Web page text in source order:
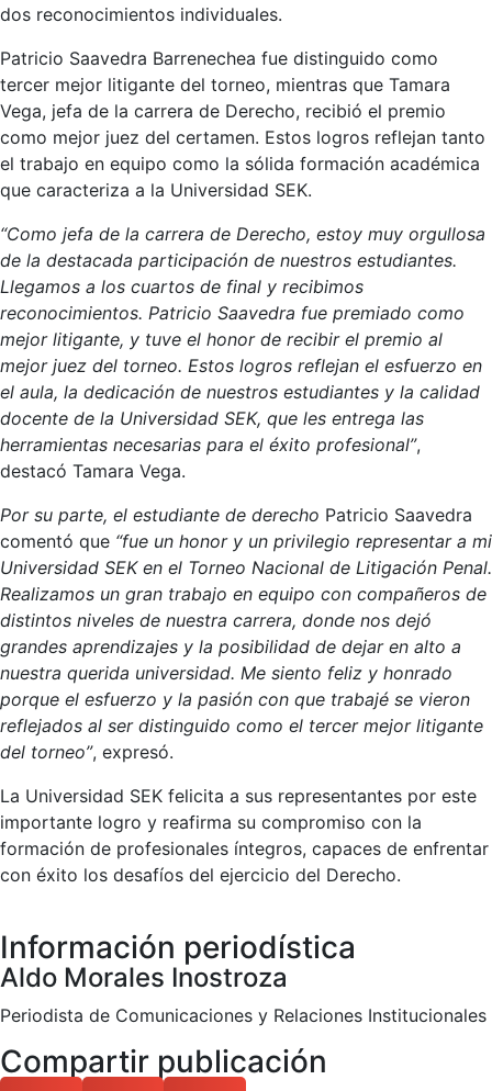
dos reconocimientos individuales.
Patricio Saavedra Barrenechea fue distinguido como
tercer mejor litigante del torneo, mientras que Tamara
Vega, jefa de la carrera de Derecho, recibió el premio
como mejor juez del certamen. Estos logros reflejan tanto
el trabajo en equipo como la sólida formación académica
que caracteriza a la Universidad SEK.
“Como jefa de la carrera de Derecho, estoy muy orgullosa
de la destacada participación de nuestros estudiantes.
Llegamos a los cuartos de final y recibimos
reconocimientos. Patricio Saavedra fue premiado como
mejor litigante, y tuve el honor de recibir el premio al
mejor juez del torneo. Estos logros reflejan el esfuerzo en
el aula, la dedicación de nuestros estudiantes y la calidad
docente de la Universidad SEK, que les entrega las
herramientas necesarias para el éxito profesional”,
destacó Tamara Vega.
Por su parte, el estudiante de derecho Patricio Saavedra
comentó que “fue un honor y un privilegio representar a mi
Universidad SEK en el Torneo Nacional de Litigación Penal.
Realizamos un gran trabajo en equipo con compañeros de
distintos niveles de nuestra carrera, donde nos dejó
grandes aprendizajes y la posibilidad de dejar en alto a
nuestra querida universidad. Me siento feliz y honrado
porque el esfuerzo y la pasión con que trabajé se vieron
reflejados al ser distinguido como el tercer mejor litigante
del torneo”, expresó.
La Universidad SEK felicita a sus representantes por este
importante logro y reafirma su compromiso con la
formación de profesionales íntegros, capaces de enfrentar
con éxito los desafíos del ejercicio del Derecho.
Información periodística
Aldo Morales Inostroza
Periodista de Comunicaciones y Relaciones Institucionales
Compartir publicación